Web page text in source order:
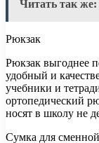
Читать так же:
Рюкзак
Рюкзак выгоднее
удобный и
учебники и
ортопедический
носят в школу не
Сумка для